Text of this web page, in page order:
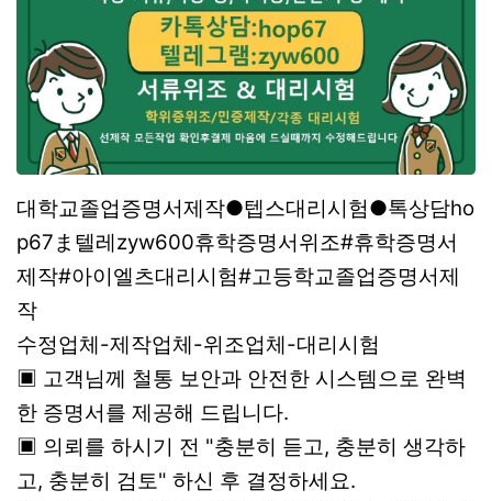
대학교졸업증명서제작●텝스대리시험●톡상담ho
p67ま텔레zyw600휴학증명서위조#휴학증명서
제작#아이엘츠대리시험#고등학교졸업증명서제
작
수정업체-제작업체-위조업체-대리시험
▣ 고객님께 철통 보안과 안전한 시스템으로 완벽
한 증명서를 제공해 드립니다.
▣ 의뢰를 하시기 전 "충분히 듣고, 충분히 생각하
고, 충분히 검토" 하신 후 결정하세요.